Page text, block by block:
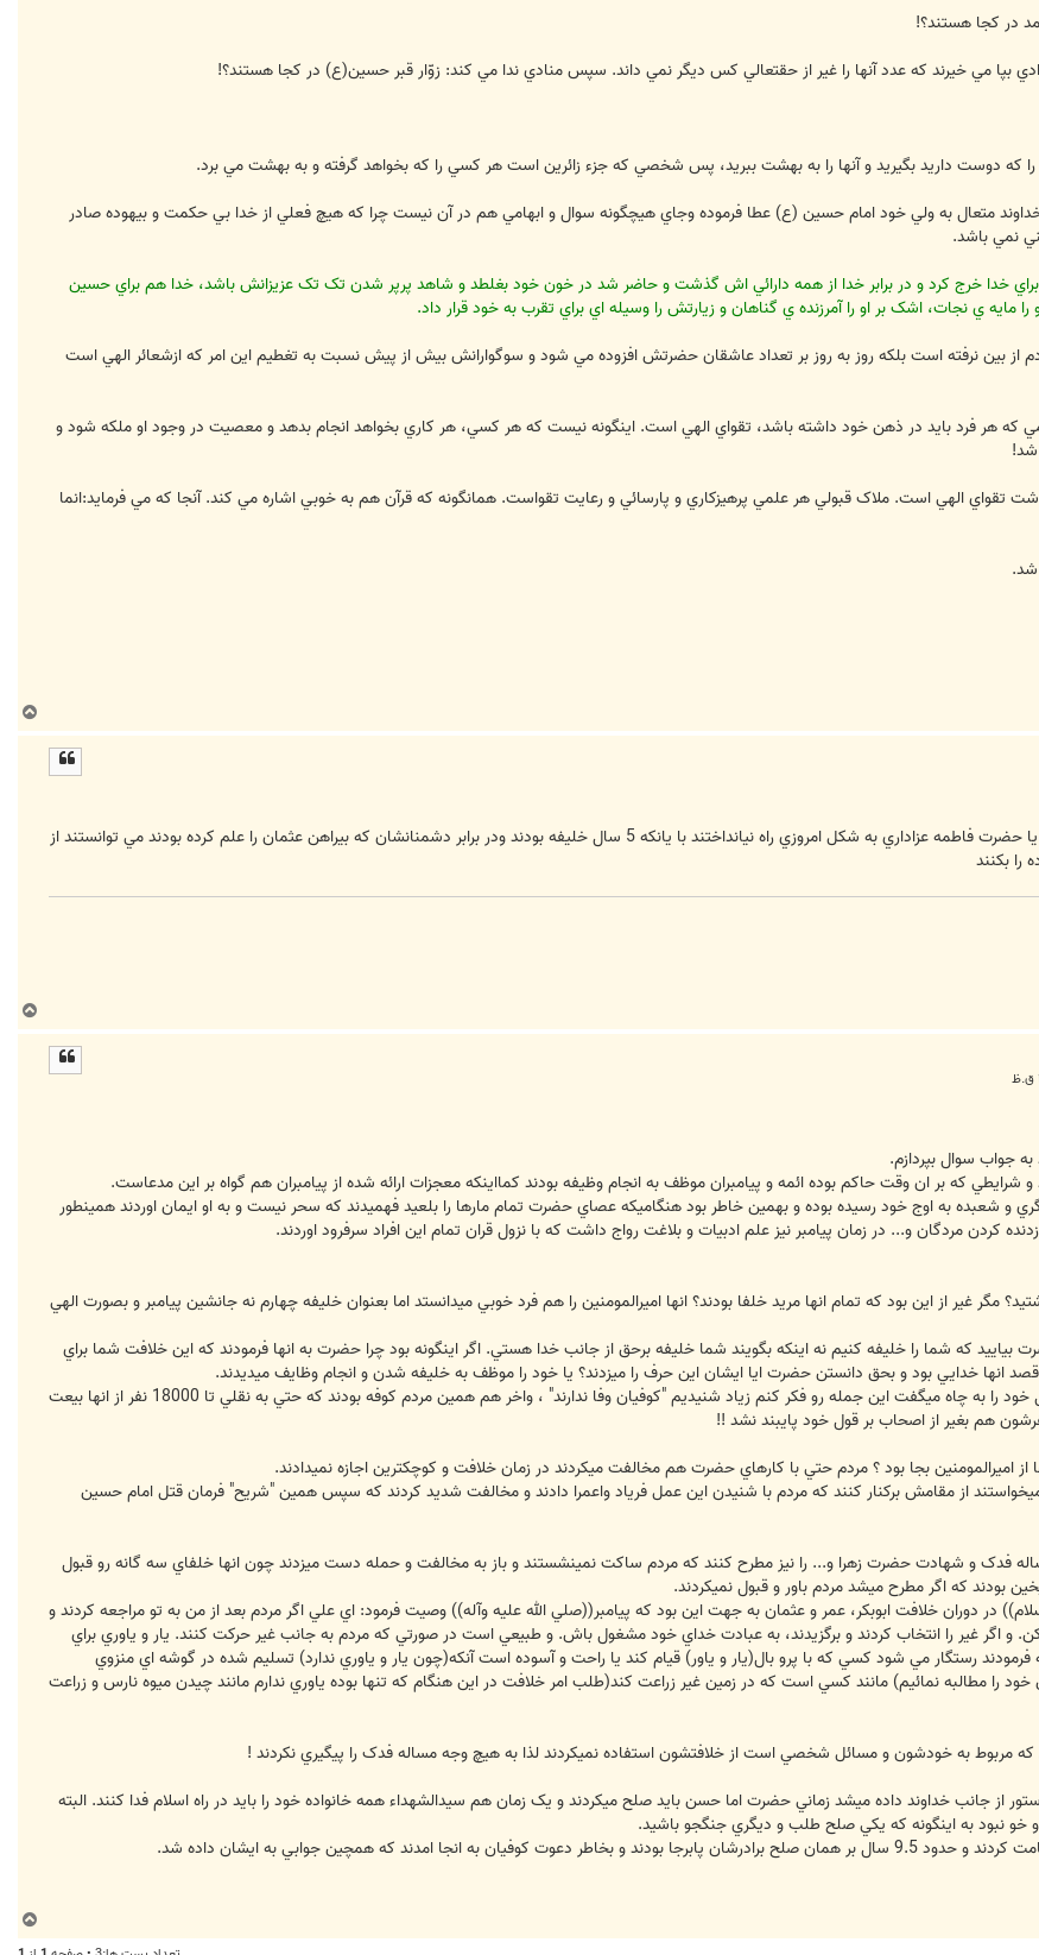
در کجا هستند؟!
بپا مي خيرند که عدد آنها را غير از حقتعالي کس ديگر نمي داند. سپس منادي ندا مي کند: زوّار قبر حسين(ع) در کجا هستند؟!
دوست داريد بگيريد و آنها را به بهشت ببريد، پس شخصي که جزء زائرين است هر کسي را که بخواهد گرفته و به بهشت مي برد.
متعال به ولي خود امام حسين (ع) عطا فرموده وجاي هيچگونه سوال و ابهامي هم در آن نيست چرا که هيچ فعلي از خدا بي حکمت و بيهوده صادر
نمي باشد.
خدا خرج کرد و در برابر خدا از همه دارائي اش گذشت و حاضر شد در خون خود بغلطد و شاهد پرپر شدن تک تک عزيزانش باشد، خدا هم براي حسين
ي نجات، اشک بر او را آمرزنده ي گناهان و زيارتش را وسيله اي براي تقرب به خود قرار داد.
از بين نرفته است بلکه روز به روز بر تعداد عاشقان حضرتش افزوده مي شود و سوگوارانش بيش از پيش نسبت به تغطيم اين امر که ازشعائر الهي است
که هر فرد بايد در ذهن خود داشته باشد، تقواي الهي است. اينگونه نيست که هر کسي، هر کاري بخواهد انجام بدهد و معصيت در وجود او ملکه شود و
شد!
تقواي الهي است. ملاک قبولي هر علمي پرهيزکاري و پارسائي و رعايت تقواست. همانگونه که قرآن هم به خوبي اشاره مي کند. آنجا که مي فرمايد:انما
شد.
ا
يک سوال داشتم چرا امام علي(ع) براي بيامبر يا حضرت فاطمه عزاداري به شکل امروزي راه نيانداختند با يانکه 5 سال خليفه بودند ودر برابر دشمنانشان که بيراهن عثمان را علم کرده بودند مي توانستند از
بکنند
ا
جواب سوال بپردازم.
که بر ان وقت حاکم بوده ائمه و پيامبران موظف به انجام وظيفه بودند کمااينکه معجزات ارائه شده از پيامبران هم گواه بر اين مدعاست.
و شعبده به اوج خود رسيده بوده و بهمين خاطر بود هنگاميکه عصاي حضرت تمام مارها را بلعيد فهميدند که سحر نيست و به او ايمان اوردند همينطور
مردگان و... در زمان پيامبر نيز علم ادبيات و بلاغت رواج داشت که با نزول قران تمام اين افراد سرفرود اوردند.
مگر غير از اين بود که تمام انها مريد خلفا بودند؟ انها اميرالمومنين را هم فرد خوبي ميدانستد اما بعنوان خليفه چهارم نه جانشين پيامبر و بصورت الهي
بياييد که شما را خليفه کنيم نه اينکه بگويند شما خليفه برحق از جانب خدا هستي. اگر اينگونه بود چرا حضرت به انها فرمودند که اين خلافت شما براي
قصد انها خدايي بود و بحق دانستن حضرت ايا ايشان اين حرف را ميزدند؟ يا خود را موظف به خليفه شدن و انجام وظايف ميديدند.
بخاطر همين مردم بود که حضرت حتي درد دل خود را به چاه ميگفت اين جمله رو فکر کنم زياد شنيديم "کوفيان وفا ندارند" ، واخر هم همين مردم کوفه بودند که حتي به نقلي تا 18000 نفر از انها بيعت
اميرالمومنين بجا بود ؟ مردم حتي با کارهاي حضرت هم مخالفت ميکردند در زمان خلافت و کوچکترين اجازه نميدادند.
از مقامش برکنار کنند که مردم با شنيدن اين عمل فرياد واعمرا دادند و مخالفت شديد کردند که سپس همين "شريح" فرمان قتل امام حسين
فدک و شهادت حضرت زهرا و... را نيز مطرح کنند که مردم ساکت نمينشستند و باز به مخالفت و حمله دست ميزدند چون انها خلفاي سه گانه رو قبول
بودند که اگر مطرح ميشد مردم باور و قبول نميکردند.
در دوران خلافت ابوبكر، عمر و عثمان به جهت اين بود كه پيامبر((صلي الله عليه وآله)) وصيت فرمود: اي علي اگر مردم بعد از من به تو مراجعه كردند و
و اگر غير را انتخاب كردند و برگزيدند، به عبادت خداي خود مشغول باش. و طبيعي است در صورتي كه مردم به جانب غير حركت كنند. يار و ياوري براي
رستگار مي شود كسي كه با پرو بال(يار و ياور) قيام كند يا راحت و آسوده است آنكه(چون يار و ياوري ندارد) تسليم شده در گوشه اي منزوي
را مطالبه نمائيم) مانند كسي است كه در زمين غير زراعت كند(طلب امر خلافت در اين هنگام كه تنها بوده ياوري ندارم مانند چيدن ميوه نارس و زراعت
مربوط به خودشون و مسائل شخصي است از خلافتشون استفاده نميکردند لذا به هيچ وجه مساله فدک را پيگيري نکردند !
از جانب خداوند داده ميشد زماني حضرت اما حسن بايد صلح ميکردند و يک زمان هم سيدالشهداء همه خانواده خود را بايد در راه اسلام فدا کنند. البته
خو نبود به اينگونه که يکي صلح طلب و ديگري جنگجو باشيد.
ا